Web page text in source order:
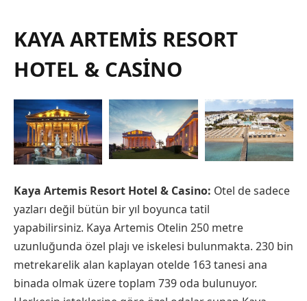
KAYA ARTEMIS RESORT
HOTEL & CASINO
Kaya Artemis Resort Hotel & Casino: Otel de sadece
yazları değil bütün bir yıl boyunca tatil
yapabilirsiniz. Kaya Artemis Otelin 250 metre
uzunluğunda özel plajı ve iskelesi bulunmakta. 230 bin
metrekarelik alan kaplayan otelde 163 tanesi ana
binada olmak üzere toplam 739 oda bulunuyor.